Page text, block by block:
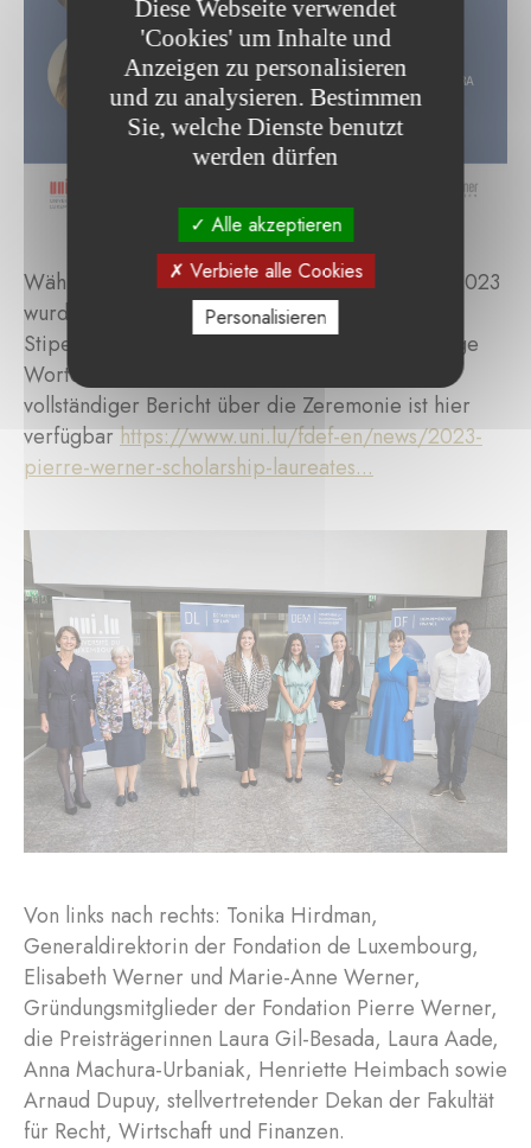
Während einer Zeremonie am 28. September 2023
wurden die Preisträgerinnen offiziell mit ihren
Stipendien ausgezeichnet und eingeladen, einige
Worte über ihre Doktorarbeiten zu teilen. Ein
vollständiger Bericht über die Zeremonie ist hier
verfügbarhttps://www.uni.lu/fdef-en/news/2023-
pierre-werner-scholarship-laureates...
Von links nach rechts: Tonika Hirdman,
Generaldirektorin der Fondation de Luxembourg,
Elisabeth Werner und Marie-Anne Werner,
Gründungsmitglieder der Fondation Pierre Werner,
die Preisträgerinnen Laura Gil-Besada, Laura Aade,
Anna Machura-Urbaniak, Henriette Heimbach sowie
Arnaud Dupuy, stellvertretender Dekan der Fakultät
für Recht, Wirtschaft und Finanzen.
Diese Webseite verwendet
'Cookies' um Inhalte und
Anzeigen zu personalisieren
und zu analysieren. Bestimmen
Sie, welche Dienste benutzt
werden dürfen
Alle akzeptieren
Verbiete alle Cookies
Personalisieren